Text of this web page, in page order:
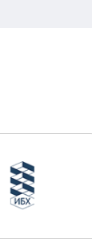
ПОДРОБНЕЕ